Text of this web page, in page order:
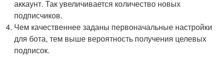
аккаунт. Так увеличивается количество новых
подписчиков.
Чем качественнее заданы первоначальные настройки
для бота, тем выше вероятность получения целевых
подписок.